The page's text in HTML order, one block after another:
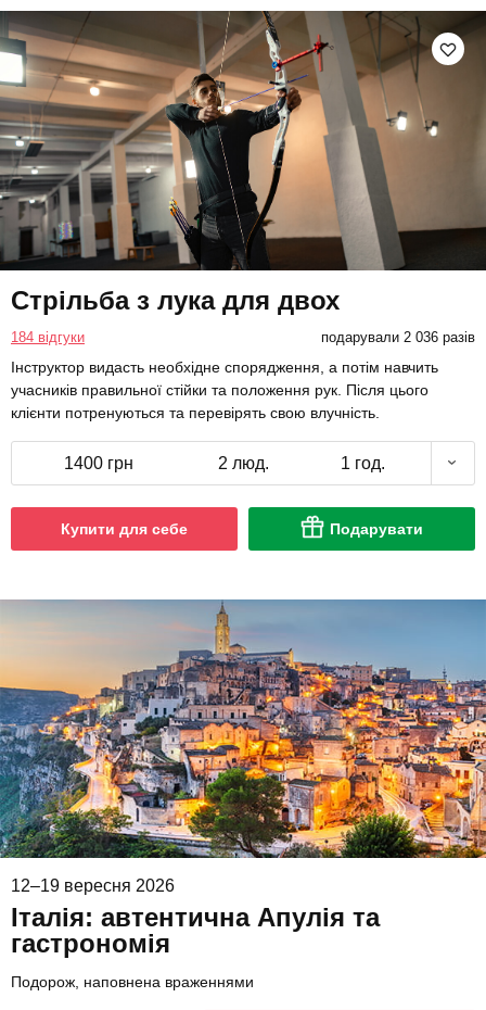
Стрільба з лука для двох
184 відгуки подарували 2 036 разів
Інструктор видасть необхідне спорядження, а потім навчить
учасників правильної стійки та положення рук. Після цього
клієнти потренуються та перевірять свою влучність.
1400 грн 2 люд. 1 год.
Купити для себе Подарувати
12–19 вересня 2026
Італія: автентична Апулія та
гастрономія
Подорож, наповнена враженнями